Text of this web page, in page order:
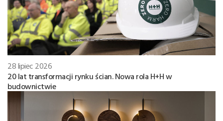
28 lipiec 2026
20 lat transformacji rynku ścian. Nowa rola H+H w
budownictwie